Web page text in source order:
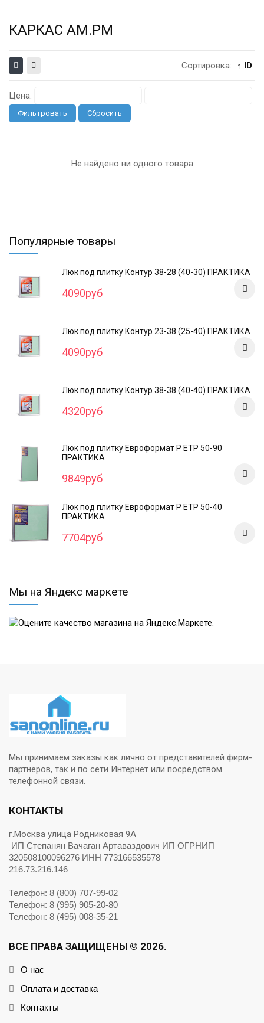
КАРКАС AM.PM
Сортировка: ↑ ID
Цена:
Фильтровать Сбросить
Не найдено ни одного товара
Популярные товары
Люк под плитку Контур 38-28 (40-30) ПРАКТИКА
4090руб
Люк под плитку Контур 23-38 (25-40) ПРАКТИКА
4090руб
Люк под плитку Контур 38-38 (40-40) ПРАКТИКА
4320руб
Люк под плитку Евроформат Р ЕТР 50-90
ПРАКТИКА
9849руб
Люк под плитку Евроформат Р ЕТР 50-40
ПРАКТИКА
7704руб
Мы на Яндекс маркете
Мы принимаем заказы как лично от представителей фирм-
партнеров, так и по сети Интернет или посредством
телефонной связи.
КОНТАКТЫ
г.Москва улица Родниковая 9А
ИП Степанян Вачаган Артаваздович ИП ОГРНИП
320508100096276 ИНН 773166535578
216.73.216.146
Телефон: 8 (800) 707-99-02
Телефон: 8 (995) 905-20-80
Телефон: 8 (495) 008-35-21
ВСЕ ПРАВА ЗАЩИЩЕНЫ © 2026.
О нас
Оплата и доставка
Контакты